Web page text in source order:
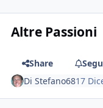
Altre Passioni
Share
DiStefano6817